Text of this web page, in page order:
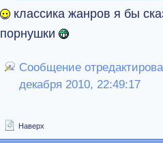
классика жанров я бы
порнушки
Сообщение
декабря 2010, 22:49:17
Наверх